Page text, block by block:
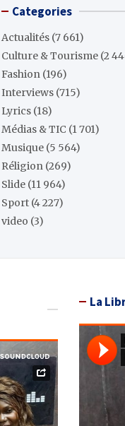
Categories
Actualités (7 661)
Culture & Tourisme (2
Fashion (196)
Interviews (715)
Lyrics (18)
Médias & TIC (1 701)
Musique (5 564)
Réligion (269)
Slide (11 964)
Sport (4 227)
video (3)
La